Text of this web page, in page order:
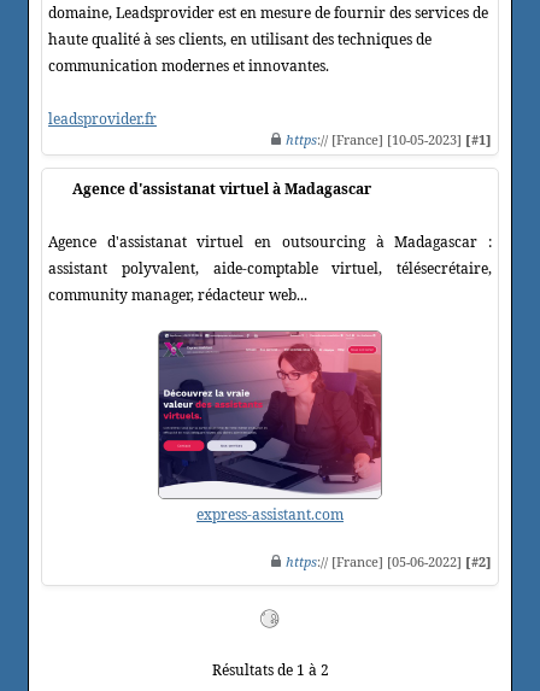
domaine, Leadsprovider est en mesure de fournir des services de
haute qualité à ses clients, en utilisant des techniques de
communication modernes et innovantes.
leadsprovider.fr
https:// [France] [10-05-2023] [#1]
Agence d'assistanat virtuel à Madagascar
Agence d'assistanat virtuel en outsourcing à Madagascar :
assistant polyvalent, aide-comptable virtuel, télésecrétaire,
community manager, rédacteur web...
express-assistant.com
https:// [France] [05-06-2022] [#2]
Résultats de 1 à 2